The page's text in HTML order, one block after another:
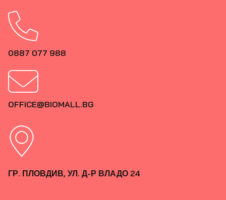
0887 077 988
OFFICE@BIOMALL.BG
ГР. ПЛОВДИВ, УЛ. Д-Р ВЛАДО 24